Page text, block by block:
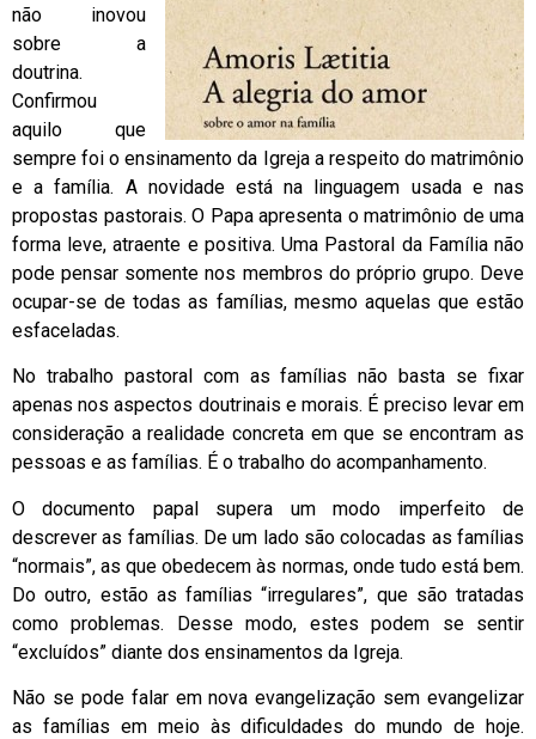
não inovou
sobre a
doutrina.
Confirmou
aquilo que
sempre foi o ensinamento da Igreja a respeito do matrimônio
e a família. A novidade está na linguagem usada e nas
propostas pastorais. O Papa apresenta o matrimônio de uma
forma leve, atraente e positiva. Uma Pastoral da Família não
pode pensar somente nos membros do próprio grupo. Deve
ocupar-se de todas as famílias, mesmo aquelas que estão
esfaceladas.
No trabalho pastoral com as famílias não basta se fixar
apenas nos aspectos doutrinais e morais. É preciso levar em
consideração a realidade concreta em que se encontram as
pessoas e as famílias. É o trabalho do acompanhamento.
O documento papal supera um modo imperfeito de
descrever as famílias. De um lado são colocadas as famílias
“normais”, as que obedecem às normas, onde tudo está bem.
Do outro, estão as famílias “irregulares”, que são tratadas
como problemas. Desse modo, estes podem se sentir
“excluídos” diante dos ensinamentos da Igreja.
Não se pode falar em nova evangelização sem evangelizar
as famílias em meio às dificuldades do mundo de hoje.